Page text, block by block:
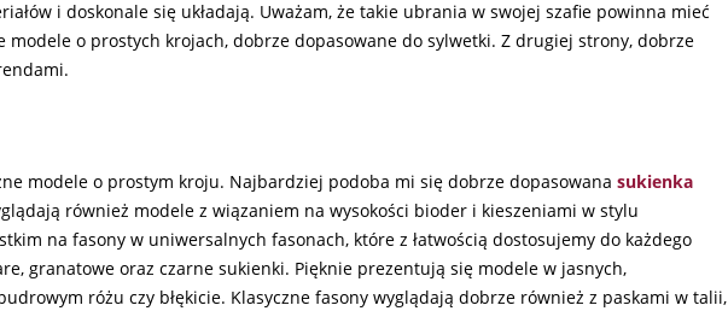
i doskonale się układają. Uważam, że takie ubrania w swojej szafie powinna mieć
modele o prostych krojach, dobrze dopasowane do sylwetki. Z drugiej strony, dobrze
modele o prostym kroju. Najbardziej podoba mi się dobrze dopasowana sukienka
również modele z wiązaniem na wysokości bioder i kieszeniami w stylu
na fasony w uniwersalnych fasonach, które z łatwością dostosujemy do każdego
granatowe oraz czarne sukienki. Pięknie prezentują się modele w jasnych,
różu czy błękicie. Klasyczne fasony wyglądają dobrze również z paskami w talii,